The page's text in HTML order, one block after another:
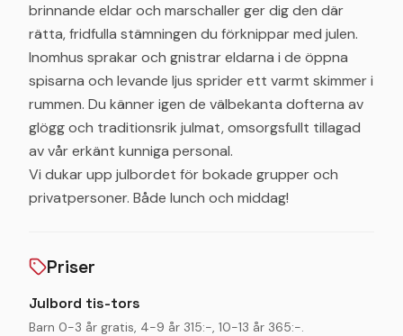
brinnande eldar och marschaller ger dig den där
rätta, fridfulla stämningen du förknippar med julen.
Inomhus sprakar och gnistrar eldarna i de öppna
spisarna och levande ljus sprider ett varmt skimmer i
rummen. Du känner igen de välbekanta dofterna av
glögg och traditionsrik julmat, omsorgsfullt tillagad
av vår erkänt kunniga personal.
Vi dukar upp julbordet för bokade grupper och
privatpersoner. Både lunch och middag!
Priser
Julbord tis-tors
Barn 0-3 år gratis, 4-9 år 315:-, 10-13 år 365:-.